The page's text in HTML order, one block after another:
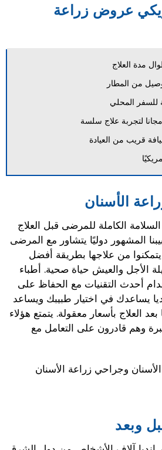
أمريكي عروض زراعة
مدة العلاج
من المطار
للسفر المحلي
لتجربة علاج سلسة
الأسنان
الكاملة للمرضى قبل العلاج
المشهور دوليًا يتشاور مع المرضى
من علاجها بطريقة أفضل
الأجل والعيش حياة صحية. أطباء
أحدث التقنيات مع الحفاظ على
يساعدك في اختيار طبيبك ويساعد
العلاج بأسعار معقولة. يتمتع هؤلاء
وهم قادرون على التعامل مع
وجراحي زراعة الأسنان
وبعد